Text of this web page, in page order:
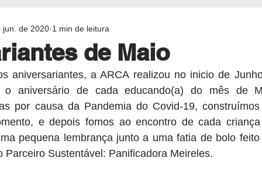
ao Covid-19
Inserção Profissional Esporte Comunicação
de Maio
jun. de 2020 1 min de leitura
aniversariantes, a ARCA realizou no inicio de
o aniversário de cada educando(a) do mês de
por causa da Pandemia do Covid-19,
e depois fomos ao encontro de cada
pequena lembrança junto a uma fatia de bolo feito
Parceiro Sustentável: Panificadora Meireles.